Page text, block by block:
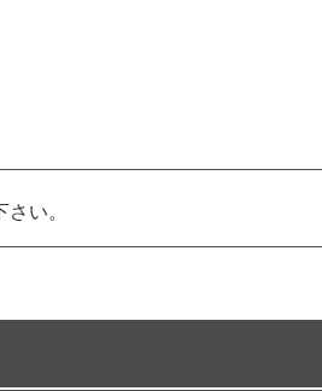
い。